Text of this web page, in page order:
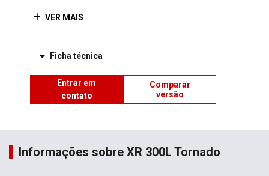
VER MAIS
Ficha técnica
Entrar em
contato
Comparar
versão
Informações sobre XR 300L Tornado